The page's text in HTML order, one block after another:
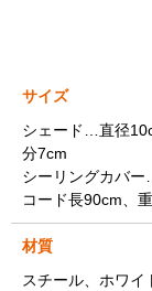
サイズ
シェード…直径
分7cm
シーリングカバ
コード長90cm、
材質
スチール、ホワイ